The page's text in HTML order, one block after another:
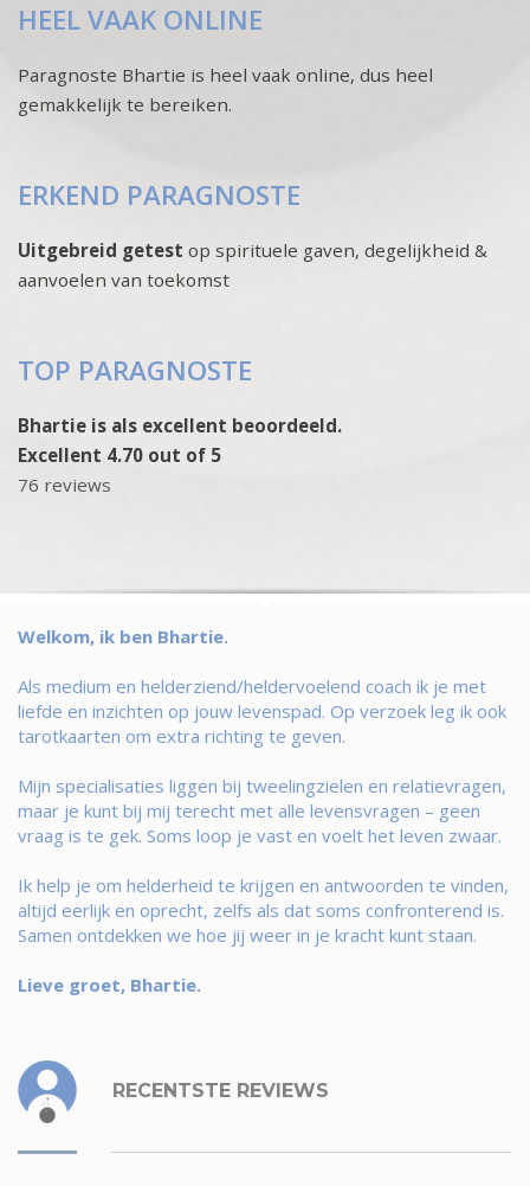
HEEL VAAK ONLINE
Paragnoste Bhartie is heel vaak online, dus heel
gemakkelijk te bereiken.
ERKEND PARAGNOSTE
Uitgebreid getest op spirituele gaven, degelijkheid &
aanvoelen van toekomst
TOP PARAGNOSTE
Bhartie is als excellent beoordeeld.
Excellent 4.70 out of 5
76 reviews
Welkom, ik ben Bhartie.
Als medium en helderziend/heldervoelend coach ik je met
liefde en inzichten op jouw levenspad. Op verzoek leg ik ook
tarotkaarten om extra richting te geven.
Mijn specialisaties liggen bij tweelingzielen en relatievragen,
maar je kunt bij mij terecht met alle levensvragen – geen
vraag is te gek. Soms loop je vast en voelt het leven zwaar.
Ik help je om helderheid te krijgen en antwoorden te vinden,
altijd eerlijk en oprecht, zelfs als dat soms confronterend is.
Samen ontdekken we hoe jij weer in je kracht kunt staan.
Lieve groet, Bhartie.
RECENTSTE REVIEWS